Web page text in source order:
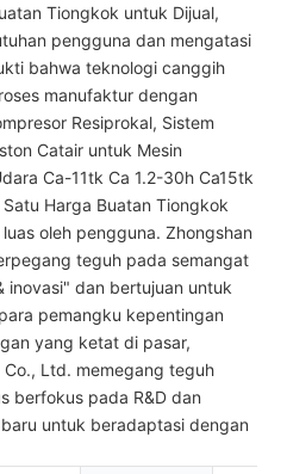
Tiongkok untuk Dijual,
pengguna dan mengatasi
bahwa teknologi canggih
manufaktur dengan
Resiprokal, Sistem
Catair untuk Mesin
Ca-11tk Ca 1.2-30h Ca15tk
Harga Buatan Tiongkok
oleh pengguna. Zhongshan
teguh pada semangat
inovasi" dan bertujuan untuk
pemangku kepentingan
yang ketat di pasar,
Ltd. memegang teguh
berfokus pada R&D dan
untuk beradaptasi dengan